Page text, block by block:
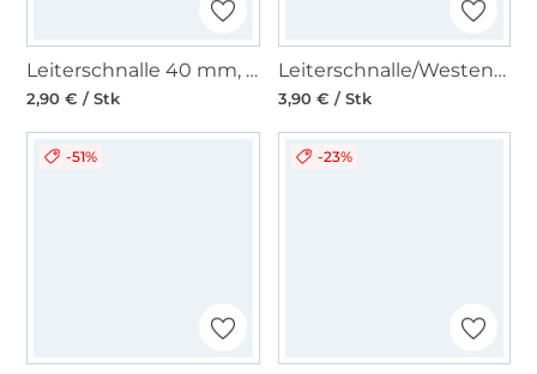
Leiterschnalle 40 mm, gold
2,90 € / Stk
Leiterschnalle/Westenschließe 20 mm, altsilber
3,90 € / Stk
-51% -23%